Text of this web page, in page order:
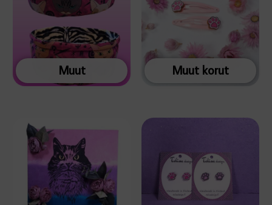
Muut Muut korut